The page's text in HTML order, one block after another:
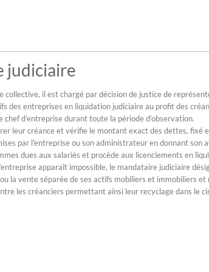
judiciaire
collective, il est chargé par décision de justice de
des entreprises en liquidation judiciaire au profit des
chef d’entreprise durant toute la période d’observation.
leur créance et vérifie le montant exact des dettes, fixé
par l'entreprise ou son administrateur en donnant son
dues aux salariés et procède aux licenciements en
apparaît impossible, le mandataire judiciaire
la vente séparée de ses actifs mobiliers et immobiliers
les créanciers permettant ainsi leur recyclage dans le